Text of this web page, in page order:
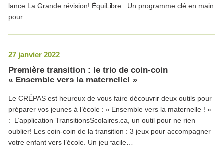
lance La Grande révision! ÉquiLibre : Un programme clé en main
pour…
27 janvier 2022
Première transition : le trio de coin-coin
« Ensemble vers la maternelle! »
Le CRÉPAS est heureux de vous faire découvrir deux outils pour
préparer vos jeunes à l’école : « Ensemble vers la maternelle ! »
: L’application TransitionsScolaires.ca, un outil pour ne rien
oublier! Les coin-coin de la transition : 3 jeux pour accompagner
votre enfant vers l’école. Un jeu facile…